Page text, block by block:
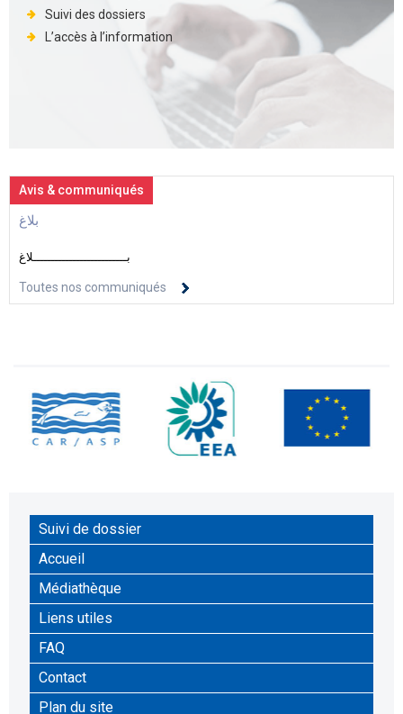
Suivi des dossiers
L’accès à l’information
Avis & communiqués
بلاغ
بــــــــــــــــــــــــــلاغ
Toutes nos communiqués
Suivi de dossier
Accueil
Médiathèque
Liens utiles
FAQ
Contact
Plan du site